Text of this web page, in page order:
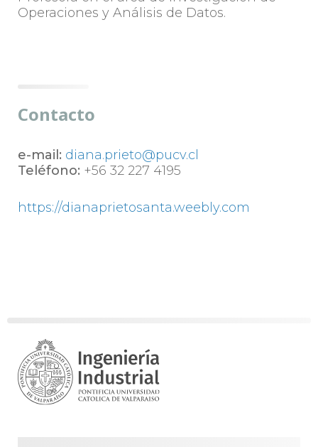
Operaciones y Análisis de Datos.
Contacto
e-mail: diana.prieto@pucv.cl
Teléfono: +56 32 227 4195
https://dianaprietosanta.weebly.com